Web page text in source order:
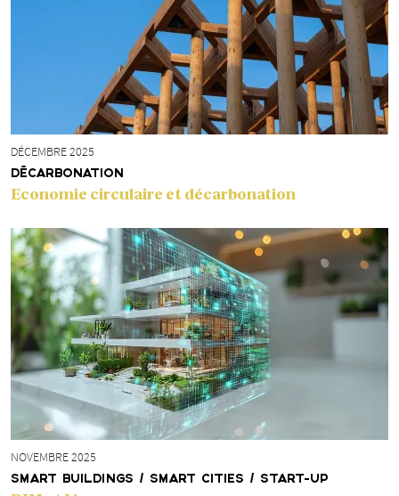
DÉCEMBRE 2025
DÉCARBONATION
Economie circulaire et décarbonation
NOVEMBRE 2025
SMART BUILDINGS / SMART CITIES / START-UP